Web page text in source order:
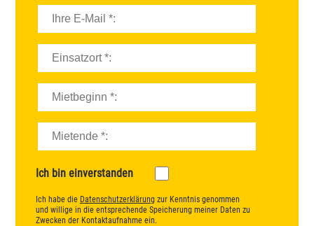
Ich bin einverstanden
Ich habe die Datenschutzerklärungzur Kenntnis genommen
und willige in die entsprechende Speicherung meiner Daten zu
Zwecken der Kontaktaufnahme ein.